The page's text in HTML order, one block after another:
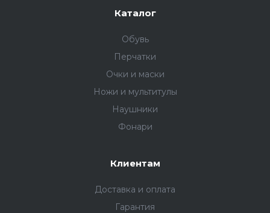
Каталог
Обувь
Перчатки
Очки и маски
Ножи и мультитулы
Наушники
Фонари
Клиентам
Доставка и оплата
Гарантия